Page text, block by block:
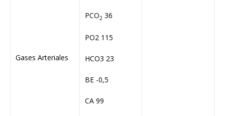
Gases Arteriales
PCO2 36
PO2 115
HCO3 23
BE -0,5
CA 99